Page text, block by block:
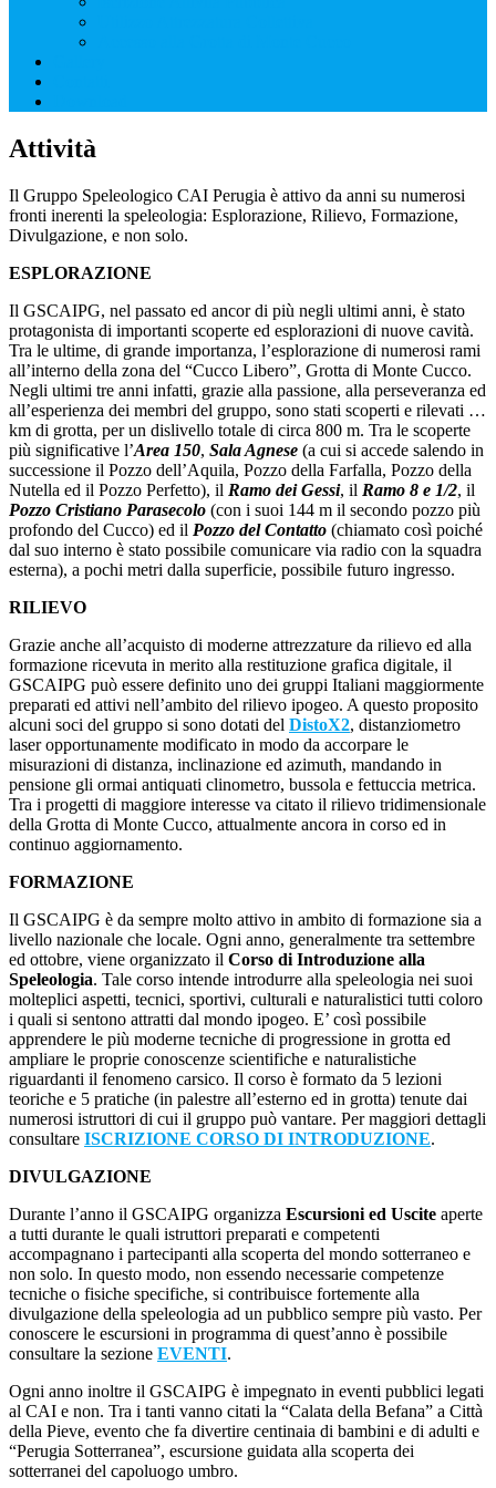
Attività
Il Gruppo Speleologico CAI Perugia è attivo da anni su numerosi
fronti inerenti la speleologia: Esplorazione, Rilievo, Formazione,
Divulgazione, e non solo.
ESPLORAZIONE
Il GSCAIPG, nel passato ed ancor di più negli ultimi anni, è stato
protagonista di importanti scoperte ed esplorazioni di nuove cavità.
Tra le ultime, di grande importanza, l’esplorazione di numerosi rami
all’interno della zona del “Cucco Libero”, Grotta di Monte Cucco.
Negli ultimi tre anni infatti, grazie alla passione, alla perseveranza ed
all’esperienza dei membri del gruppo, sono stati scoperti e rilevati …
km di grotta, per un dislivello totale di circa 800 m. Tra le scoperte
più significative l’Area 150, Sala Agnese (a cui si accede salendo in
successione il Pozzo dell’Aquila, Pozzo della Farfalla, Pozzo della
Nutella ed il Pozzo Perfetto), il Ramo dei Gessi, il Ramo 8 e 1/2, il
Pozzo Cristiano Parasecolo (con i suoi 144 m il secondo pozzo più
profondo del Cucco) ed il Pozzo del Contatto (chiamato così poiché
dal suo interno è stato possibile comunicare via radio con la squadra
esterna), a pochi metri dalla superficie, possibile futuro ingresso.
RILIEVO
Grazie anche all’acquisto di moderne attrezzature da rilievo ed alla
formazione ricevuta in merito alla restituzione grafica digitale, il
GSCAIPG può essere definito uno dei gruppi Italiani maggiormente
preparati ed attivi nell’ambito del rilievo ipogeo. A questo proposito
alcuni soci del gruppo si sono dotati del DistoX2, distanziometro
laser opportunamente modificato in modo da accorpare le
misurazioni di distanza, inclinazione ed azimuth, mandando in
pensione gli ormai antiquati clinometro, bussola e fettuccia metrica.
Tra i progetti di maggiore interesse va citato il rilievo tridimensionale
della Grotta di Monte Cucco, attualmente ancora in corso ed in
continuo aggiornamento.
FORMAZIONE
Il GSCAIPG è da sempre molto attivo in ambito di formazione sia a
livello nazionale che locale. Ogni anno, generalmente tra settembre
ed ottobre, viene organizzato il Corso di Introduzione alla
Speleologia. Tale corso intende introdurre alla speleologia nei suoi
molteplici aspetti, tecnici, sportivi, culturali e naturalistici tutti coloro
i quali si sentono attratti dal mondo ipogeo. E’ così possibile
apprendere le più moderne tecniche di progressione in grotta ed
ampliare le proprie conoscenze scientifiche e naturalistiche
riguardanti il fenomeno carsico. Il corso è formato da 5 lezioni
teoriche e 5 pratiche (in palestre all’esterno ed in grotta) tenute dai
numerosi istruttori di cui il gruppo può vantare. Per maggiori dettagli
consultare ISCRIZIONE CORSO DI INTRODUZIONE.
DIVULGAZIONE
Durante l’anno il GSCAIPG organizza Escursioni ed Uscite aperte
a tutti durante le quali istruttori preparati e competenti
accompagnano i partecipanti alla scoperta del mondo sotterraneo e
non solo. In questo modo, non essendo necessarie competenze
tecniche o fisiche specifiche, si contribuisce fortemente alla
divulgazione della speleologia ad un pubblico sempre più vasto. Per
conoscere le escursioni in programma di quest’anno è possibile
consultare la sezione EVENTI.
Ogni anno inoltre il GSCAIPG è impegnato in eventi pubblici legati
al CAI e non. Tra i tanti vanno citati la “Calata della Befana” a Città
della Pieve, evento che fa divertire centinaia di bambini e di adulti e
“Perugia Sotterranea”, escursione guidata alla scoperta dei
sotterranei del capoluogo umbro.